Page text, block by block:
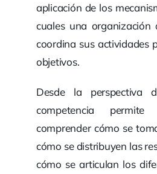
aplicación de los
cuales una organización
coordina sus actividades
objetivos.
Desde la perspectiva
competencia
comprender cómo se
cómo se distribuyen las
cómo se articulan los